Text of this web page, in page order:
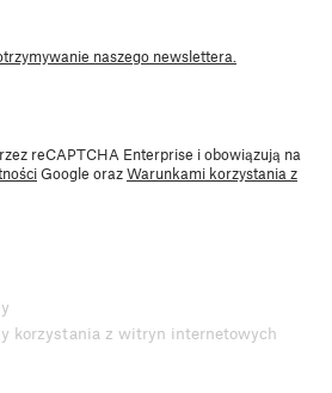
naszego newslettera.
reCAPTCHA Enterprise i obowiązują na
Google orazWarunkami korzystania z
korzystania z witryn internetowych